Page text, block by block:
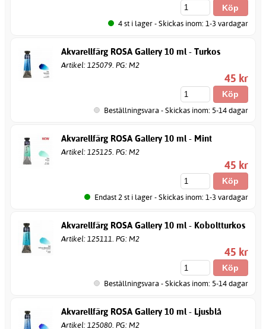
4 st i lager - Skickas inom: 1-3 vardagar
Akvarellfärg ROSA Gallery 10 ml - Turkos
Artikel: 125079. PG: M2
45 kr
Beställningsvara - Skickas inom: 5-14 dagar
Akvarellfärg ROSA Gallery 10 ml - Mint
Artikel: 125125. PG: M2
45 kr
Endast 2 st i lager - Skickas inom: 1-3 vardagar
Akvarellfärg ROSA Gallery 10 ml - Koboltturkos
Artikel: 125111. PG: M2
45 kr
Beställningsvara - Skickas inom: 5-14 dagar
Akvarellfärg ROSA Gallery 10 ml - Ljusblå
Artikel: 125080. PG: M2